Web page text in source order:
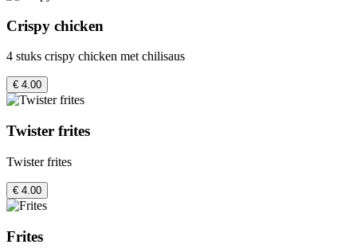
Crispy chicken
4 stuks crispy chicken met chilisaus
€ 4.00
Twister frites
Twister frites
€ 4.00
Frites